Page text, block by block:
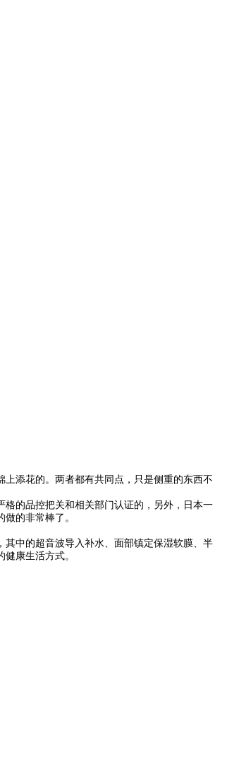
添花的。两者都有共同点，只是侧重的东西不
的品控把关和相关部门认证的，另外，日本一
的非常棒了。
中的超音波导入补水、面部镇定保湿软膜、半
康生活方式。